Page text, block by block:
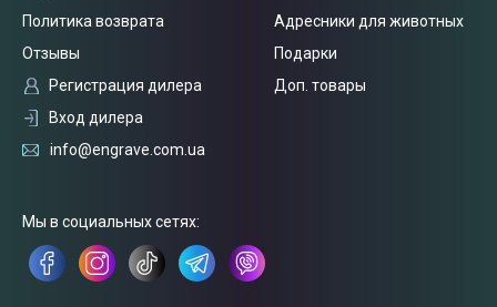
Политика возврата
Отзывы
Регистрация дилера
Вход дилера
Адресники для животных
Подарки
Доп. товары
info@engrave.com.ua
Мы в социальных сетях: